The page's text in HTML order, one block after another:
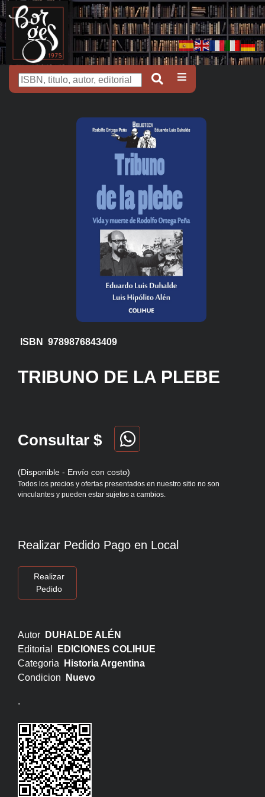
ISBN 9789876843409
TRIBUNO DE LA PLEBE
Consultar $
(Disponible - Envío con costo)
Todos los precios y ofertas presentados en nuestro sitio no son
vinculantes y pueden estar sujetos a cambios.
Realizar Pedido Pago en Local
Realizar
Pedido
Autor
DUHALDE ALÉN
Editorial
EDICIONES COLIHUE
Categoria
Historia Argentina
Condicion
Nuevo
.